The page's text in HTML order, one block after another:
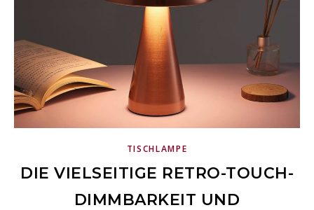
TISCHLAMPE
DIE VIELSEITIGE RETRO-TOUCH-
DIMMBARKEIT UND